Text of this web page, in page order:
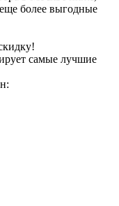
более выгодные
самые лучшие